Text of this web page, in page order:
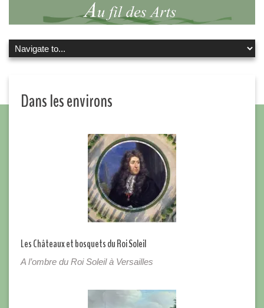
Dans les environs
Les Châteaux et bosquets du Roi Soleil
A l’ombre du Roi Soleil à Versailles